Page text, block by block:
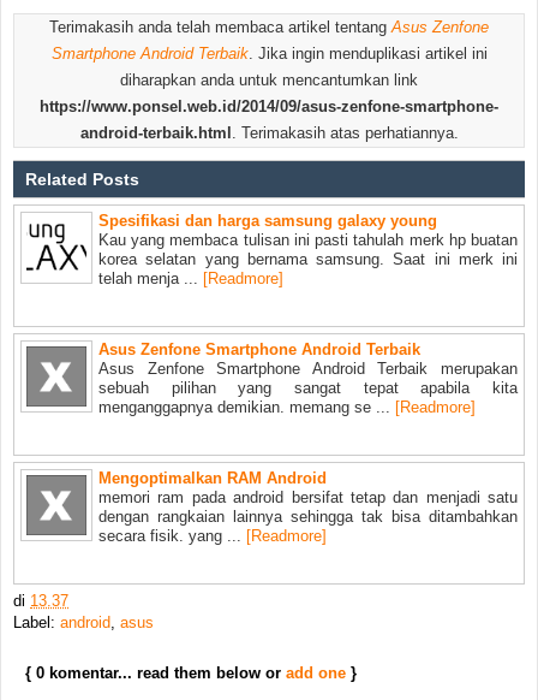
Terimakasih anda telah membaca artikel tentangAsus Zenfone
Smartphone Android Terbaik. Jika ingin menduplikasi artikel ini
diharapkan anda untuk mencantumkan link
https://www.ponsel.web.id/2014/09/asus-zenfone-smartphone-
android-terbaik.html . Terimakasih atas perhatiannya.
Related Posts
Spesifikasi dan harga samsung galaxy young
Kau yang membaca tulisan ini pasti tahulah merk hp buatan
korea selatan yang bernama samsung. Saat ini merk ini
telah menja ... [Readmore]
Asus Zenfone Smartphone Android Terbaik
Asus Zenfone Smartphone Android Terbaik merupakan
sebuah pilihan yang sangat tepat apabila kita
menganggapnya demikian. memang se ... [Readmore]
Mengoptimalkan RAM Android
memori ram pada android bersifat tetap dan menjadi satu
dengan rangkaian lainnya sehingga tak bisa ditambahkan
secara fisik. yang ... [Readmore]
di 13.37
Label: android, asus
{ 0 komentar... read them below or add one }